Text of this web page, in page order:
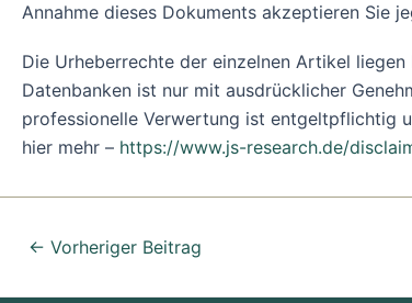
Annahme dieses Dokuments akzeptieren Sie
Die Urheberrechte der einzelnen Artikel
Datenbanken ist nur mit ausdrücklicher
professionelle Verwertung ist entgeltpflichtig
hier mehr – https://www.js-research.de/
← Vorheriger Beitrag